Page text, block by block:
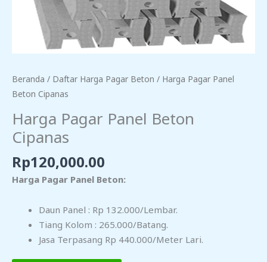
Beranda / Daftar Harga Pagar Beton / Harga Pagar Panel
Beton Cipanas
Harga Pagar Panel Beton
Cipanas
Rp120,000.00
Harga Pagar Panel Beton:
Daun Panel : Rp 132.000/lembar.
Tiang Kolom : 265.000/batang.
Jasa Terpasang Rp 440.000/meter Lari.